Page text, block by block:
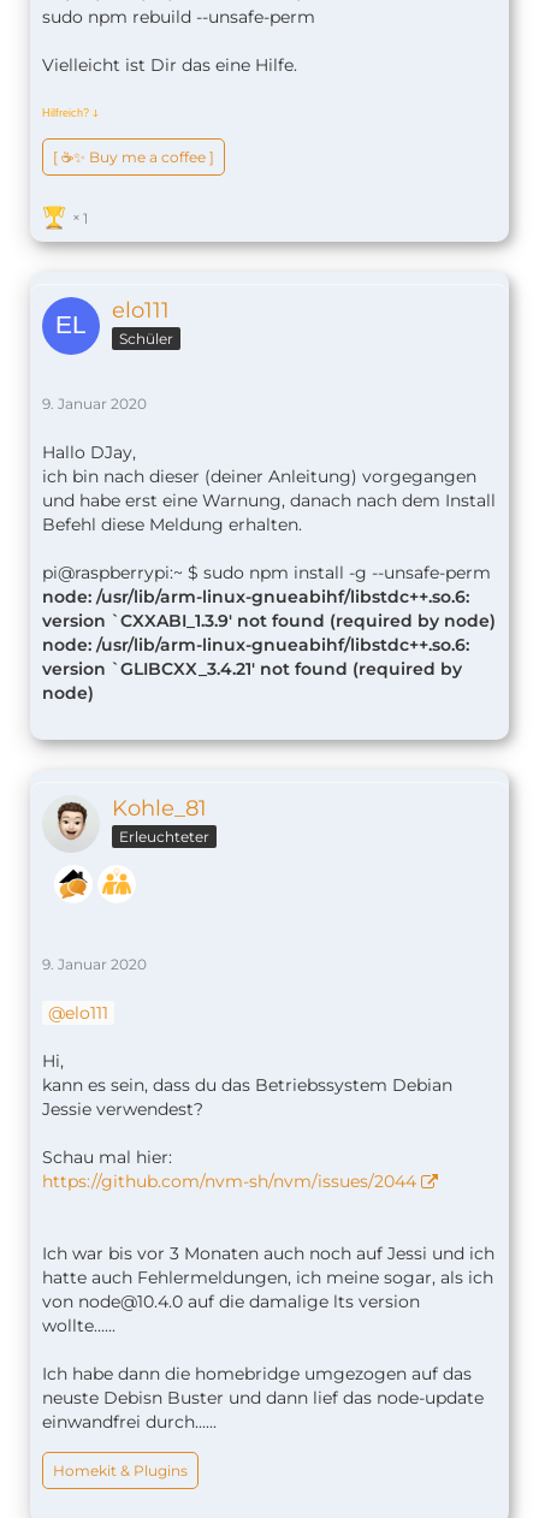
sudo npm rebuild --unsafe-perm
Vielleicht ist Dir das eine Hilfe.
Hilfreich? ↆ
[ ☕️✨ Buy me a coffee ]
1
elo111
Schüler
9. Januar 2020
Hallo DJay,
ich bin nach dieser (deiner Anleitung) vorgegangen
und habe erst eine Warnung, danach nach dem Install
Befehl diese Meldung erhalten.
pi@raspberrypi:~ $ sudo npm install -g --unsafe-perm
node: /usr/lib/arm-linux-gnueabihf/libstdc++.so.6:
version `CXXABI_1.3.9' not found (required by node)
node: /usr/lib/arm-linux-gnueabihf/libstdc++.so.6:
version `GLIBCXX_3.4.21' not found (required by
node)
Kohle_81
Erleuchteter
9. Januar 2020
elo111
Hi,
kann es sein, dass du das Betriebssystem Debian
Jessie verwendest?
Schau mal hier:
https://github.com/nvm-sh/nvm/issues/2044
Ich war bis vor 3 Monaten auch noch auf Jessi und ich
hatte auch Fehlermeldungen, ich meine sogar, als ich
von node@10.4.0 auf die damalige lts version
wollte......
Ich habe dann die homebridge umgezogen auf das
neuste Debisn Buster und dann lief das node-update
einwandfrei durch......
Homekit & Plugins